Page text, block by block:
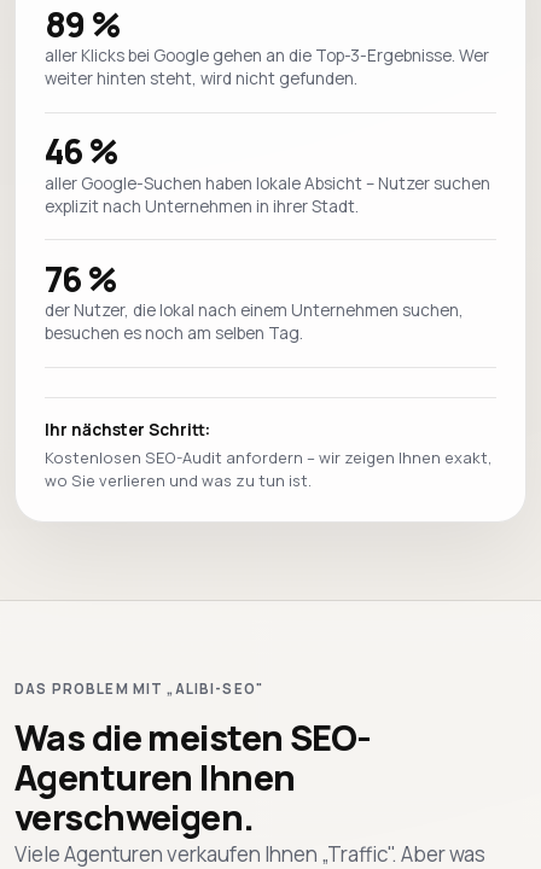
89 %
aller Klicks bei Google gehen an die Top-3-Ergebnisse. Wer
weiter hinten steht, wird nicht gefunden.
46 %
aller Google-Suchen haben lokale Absicht – Nutzer suchen
explizit nach Unternehmen in ihrer Stadt.
76 %
der Nutzer, die lokal nach einem Unternehmen suchen,
besuchen es noch am selben Tag.
Ihr nächster Schritt:
Kostenlosen SEO-Audit anfordern – wir zeigen Ihnen exakt,
wo Sie verlieren und was zu tun ist.
DAS PROBLEM MIT „ALIBI-SEO"
Was die meisten SEO-
Agenturen Ihnen
verschweigen.
Viele Agenturen verkaufen Ihnen „Traffic". Aber was